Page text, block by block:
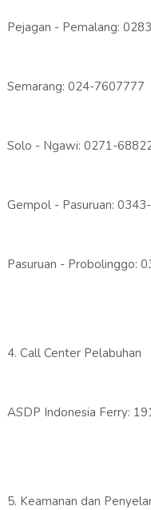
Pejagan - Pemalang:
Semarang: 024-7607777
Solo - Ngawi: 0271-
Gempol - Pasuruan:
Pasuruan - Probolinggo:
4. Call Center Pelabuhan
ASDP Indonesia Ferry:
5. Keamanan dan